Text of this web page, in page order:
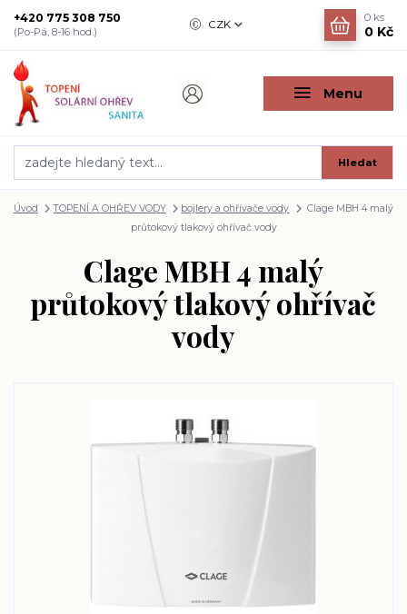
Menu
CZK
Hledat
+420 775 308 750
(Po-Pá, 8-16 hod.)
0 ks
0 Kč
Úvod TOPENÍ A OHŘEV VODY bojlery a ohřívače vody
Clage MBH 4 malý
průtokový tlakový ohřívač vody
Clage MBH 4 malý
průtokový tlakový ohřívač
vody